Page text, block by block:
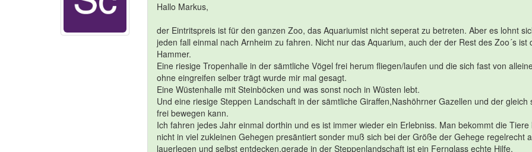
Hallo Markus,
der Eintritspreis ist für den ganzen Zoo, das Aquariumist nicht seperat zu betreten. Aber es lohnt
jeden fall einmal nach Arnheim zu fahren. Nicht nur das Aquarium, auch der der Rest des Zoo´s ist
Hammer.
Eine riesige Tropenhalle in der sämtliche Vögel frei herum fliegen/laufen und die sich fast von
ohne eingreifen selber trägt wurde mir mal gesagt.
Eine Wüstenhalle mit Steinböcken und was sonst noch in Wüsten lebt.
Und eine riesige Steppen Landschaft in der sämtliche Giraffen,Nashöhrner Gazellen und der gleich
frei bewegen kann.
Ich fahren jedes Jahr einmal dorthin und es ist immer wieder ein Erlebniss. Man bekommt die Tiere
nicht in viel zukleinen Gehegen presäntiert sonder muß sich bei der Größe der Gehege regelrecht
lauerlegen und selbst entdecken,gerade in der Steppenlandschaft ist ein Fernglass echte Hilfe.